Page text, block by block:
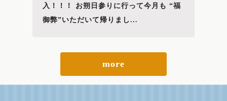
入！！！ お朔日参りに行って今月も “福
御弊”いただいて帰りまし...
more